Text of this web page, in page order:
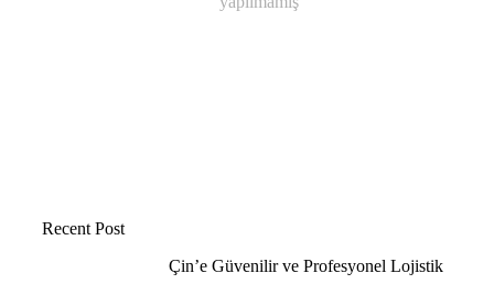
Recent Post
Çin’e Güvenilir ve Profesyonel Lojistik